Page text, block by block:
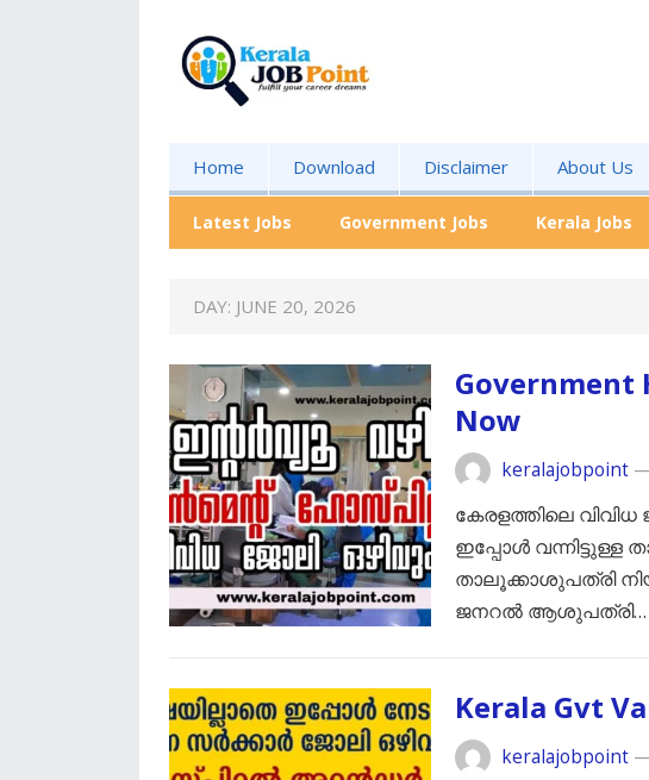
Home Download Disclaimer About Us
Latest Jobs Government Jobs Kerala Jobs
DAY: JUNE 20, 2026
Government
Now
keralajobpoint
കേരളത്തിലെ
ഇപ്പോൾ വന്നിട്ടുള്ള
താലൂക്കാശുപത്രി
ജനറൽ ആശുപത്രി…
Kerala Gvt
keralajobpoint